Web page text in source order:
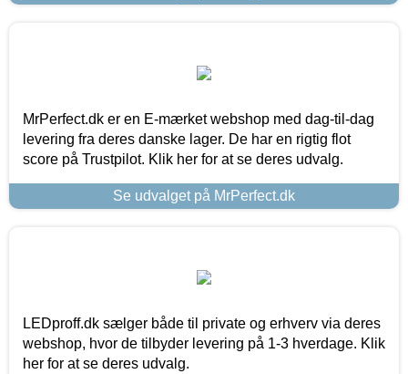
MrPerfect.dk er en E-mærket webshop med dag-til-dag
levering fra deres danske lager. De har en rigtig flot
score på Trustpilot. Klik her for at se deres udvalg.
Se udvalget på MrPerfect.dk
LEDproff.dk sælger både til private og erhverv via deres
webshop, hvor de tilbyder levering på 1-3 hverdage. Klik
her for at se deres udvalg.